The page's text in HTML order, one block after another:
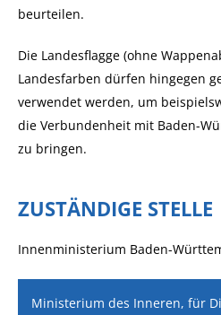
beurteilen.
Die Landesflagge (ohne
Landesfarben dürfen hingegen
verwendet werden, um
die Verbundenheit mit Baden-
zu bringen.
ZUSTÄNDIGE STELLE
Innenministerium Baden-
Ministerium des Inneren, für